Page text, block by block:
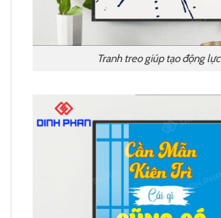
Tranh treo giúp tạo động lực